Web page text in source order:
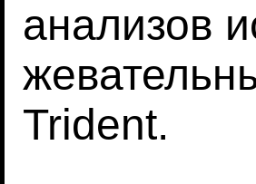
анализов
Trident.